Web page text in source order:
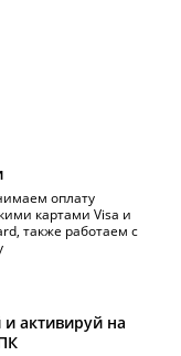
оплату
картами Visa и
также работаем с
и активируй на